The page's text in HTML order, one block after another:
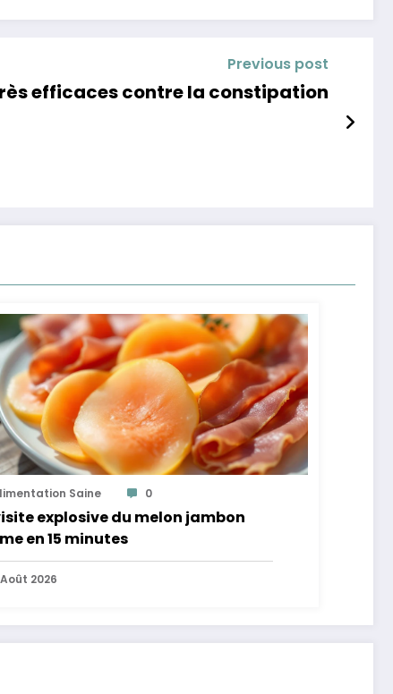
Previous post
efficaces contre la constipation
Saine 0
explosive du melon jambon
en 15 minutes
2026